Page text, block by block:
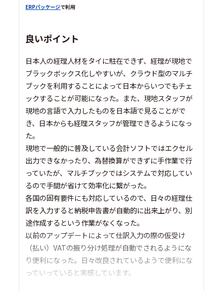
ERPパッケージで利用
良いポイント
日本人の経理人材をタイに駐在できず、経理が現地で
ブラックボックス化しやすいが、クラウド型のマルチ
ブックを利用することによって日本からいつでもチェ
ックすることが可能になった。また、現地スタッフが
現地の言語で入力したものを日本語で見ることがで
き、日本からも経理スタッフが管理できるようになっ
た。
現地で一般的に普及している会計ソフトではエクセル
出力できなかったり、為替換算ができずに手作業で行
っていたが、マルチブックではシステムで対応してい
るので手間が省けて効率化に繋がった。
各国の固有要件にも対応しているので、日々の経理仕
訳を入力すると納税申告書が自動的に出来上がり、別
途作成するという作業がなくなった。
以前のアップデートによって仕訳入力の際の仮受け
（払い）VATの振り分け処理が自動でされるようにな
り便利になった。日々改良されているようで便利にな
っていっていると実感しています。